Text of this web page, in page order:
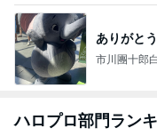
ありがと
市川團十郎
ハロプロ部門ラン